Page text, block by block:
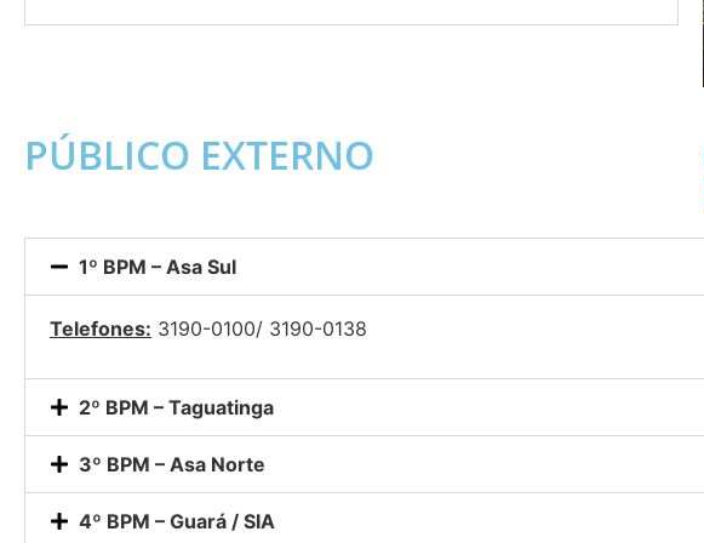
PÚBLICO EXTERNO
1º BPM – Asa Sul
Telefones: 3190-0100/ 3190-0138
2º BPM – Taguatinga
3º BPM – Asa Norte
4º BPM – Guará / SIA